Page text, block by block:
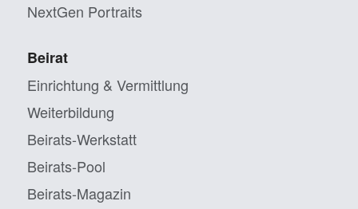
NextGen Portraits
Beirat
Einrichtung & Vermittlung
Weiterbildung
Beirats-Werkstatt
Beirats-Pool
Beirats-Magazin